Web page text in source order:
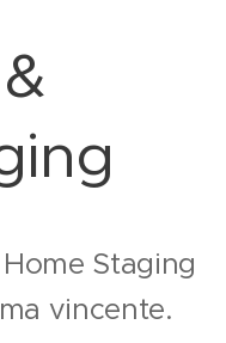
Staging
vincente.